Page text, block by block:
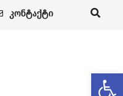
ᲙᲝᲜᲢᲐᲥᲢᲘ